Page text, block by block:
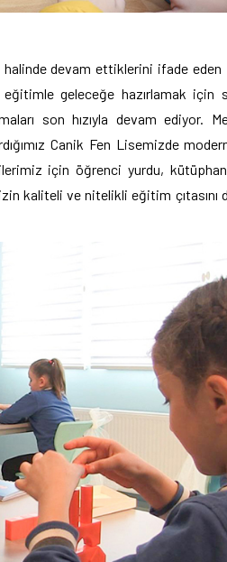
devam ettiklerini ifade eden
geleceğe hazırlamak için
son hızıyla devam ediyor.
Canik Fen Lisemizde
için öğrenci yurdu,
kaliteli ve nitelikli eğitim çıtasını